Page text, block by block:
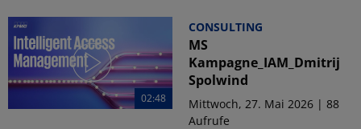
02:48
CONSULTING
MS
Kampagne_IAM_Dmitrij
Spolwind
Mittwoch, 27. Mai 2026 | 88
Aufrufe